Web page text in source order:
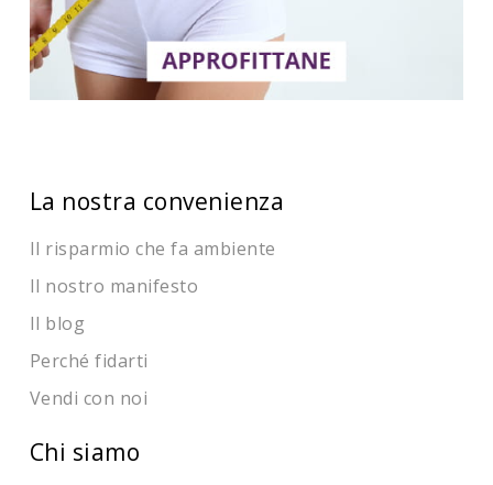
La nostra convenienza
Il risparmio che fa ambiente
Il nostro manifesto
Il blog
Perché fidarti
Vendi con noi
Chi siamo